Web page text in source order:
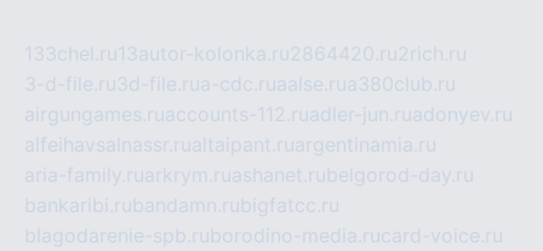
133chel.ru13autor-kolonka.ru2864420.ru2rich.ru
3-d-file.ru3d-file.rua-cdc.ruaalse.rua380club.ru
airgungames.ruaccounts-112.ruadler-jun.ruadonyev.ru
alfeihavsalnassr.rualtaipant.ruargentinamia.ru
aria-family.ruarkrym.ruashanet.rubelgorod-day.ru
bankaribi.rubandamn.rubigfatcc.ru
blagodarenie-spb.ruborodino-media.rucard-voice.ru